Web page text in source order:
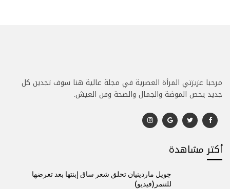
مرحبا عزيزتي المرأة العصرية في مجلة عالية هنا سوف تجدين كل
جديد يخص الموضة والجمال والصحة وفن العيش.
أكتر مشاهدة
جويل ماردينيان تحلق شعر ساق إبنتها بعد تعرضها
للتنمر(فيديو)